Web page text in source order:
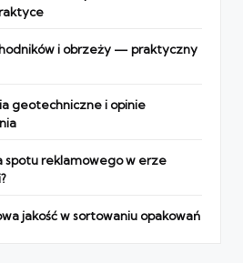
i obrzeży — praktyczny
geotechniczne i opinie
spotu reklamowego w erze
jakość w sortowaniu opakowań